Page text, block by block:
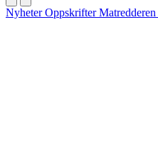
NyheterOppskrifterMatredderen